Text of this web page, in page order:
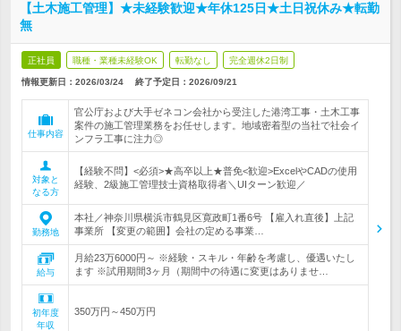
【土木施工管理】★未経験歓迎★年休125日★土日祝休み★転勤
無
正社員 職種・業種未経験OK 転勤なし 完全週休2日制
情報更新日：2026/03/24 終了予定日： 2026/09/21
仕事内容
官公庁および大手ゼネコン会社から受注した港湾工事・土木工事
案件の施工管理業務をお任せします。地域密着型の当社で社会イ
ンフラ工事に注力◎
対象と
なる方
【経験不問】<必須>★高卒以上★普免<歓迎>ExcelやCADの使用
経験、2級施工管理技士資格取得者＼UIターン歓迎／
勤務地
本社／神奈川県横浜市鶴見区寛政町1番6号 【雇入れ直後】上記
事業所 【変更の範囲】会社の定める事業…
給与
月給23万6000円～ ※経験・スキル・年齢を考慮し、優遇いたし
ます ※試用期間3ヶ月（期間中の待遇に変更はありませ…
初年度
年収
350万円～450万円